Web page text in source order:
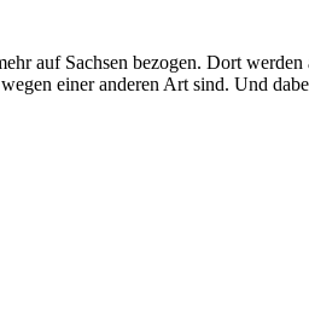
auf Sachsen bezogen. Dort
einer anderen Art sind. Und